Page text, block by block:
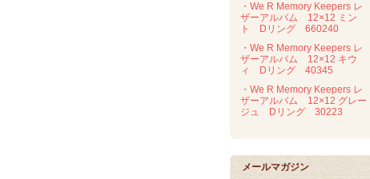
・We R Memory Keepers レ
ザーアルバム 12×12 ミン
ト Dリング 660240
・We R Memory Keepers レ
ザーアルバム 12×12 キウ
ィ Dリング 40345
・We R Memory Keepers レ
ザーアルバム 12×12 グレー
ジュ Dリング 30223
メールマガジン